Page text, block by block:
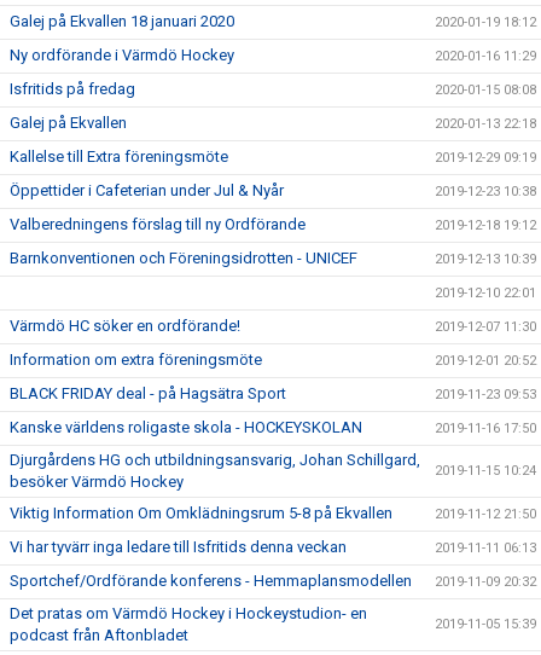
Galej på Ekvallen 18 januari 2020 2020-01-19 18:12
Ny ordförande i Värmdö Hockey 2020-01-16 11:29
Isfritids på fredag 2020-01-15 08:08
Galej på Ekvallen 2020-01-13 22:18
Kallelse till Extra föreningsmöte 2019-12-29 09:19
Öppettider i Cafeterian under Jul & Nyår 2019-12-23 10:38
Valberedningens förslag till ny Ordförande 2019-12-18 19:12
Barnkonventionen och Föreningsidrotten - UNICEF 2019-12-13 10:39
2019-12-10 22:01
Värmdö HC söker en ordförande! 2019-12-07 11:30
Information om extra föreningsmöte 2019-12-01 20:52
BLACK FRIDAY deal - på Hagsätra Sport 2019-11-23 09:53
Kanske världens roligaste skola - HOCKEYSKOLAN 2019-11-16 17:50
Djurgårdens HG och utbildningsansvarig, Johan Schillgard,
besöker Värmdö Hockey
2019-11-15 10:24
Viktig Information Om Omklädningsrum 5-8 på Ekvallen 2019-11-12 21:50
Vi har tyvärr inga ledare till Isfritids denna veckan 2019-11-11 06:13
Sportchef/Ordförande konferens - Hemmaplansmodellen 2019-11-09 20:32
Det pratas om Värmdö Hockey i Hockeystudion- en
podcast från Aftonbladet
2019-11-05 15:39